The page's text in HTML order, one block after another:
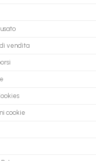
vendita
cookie